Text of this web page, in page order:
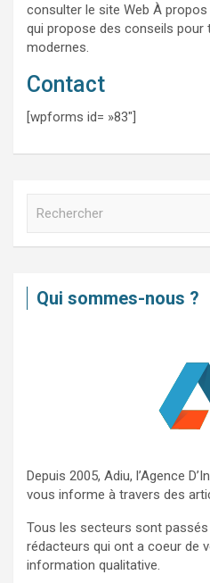
consulter le site Web À
qui propose des conseils pour
modernes.
Contact
[wpforms id= »83″]
c
Qui sommes-nous ?
Depuis 2005, Adiu, l’Agence
vous informe à travers des
Tous les secteurs sont
rédacteurs qui ont a coeur de
information qualitative.